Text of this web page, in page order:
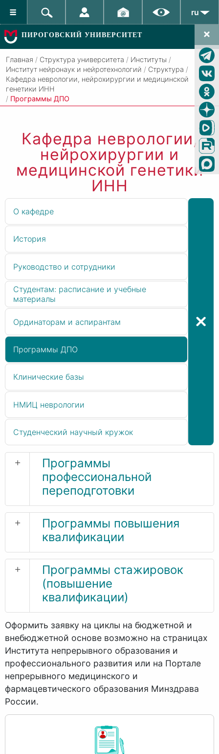
ru
ПИРОГОВСКИЙ УНИВЕРСИТЕТ
Главная / Структура университета / Институты /
Институт нейронаук и нейротехнологий / Структура /
Кафедра неврологии, нейрохирургии и медицинской
генетики ИНН
/ Программы ДПО
Кафедра неврологии,
нейрохирургии и
медицинской генетики
ИНН
О кафедре
История
Руководство и сотрудники
Студентам: расписание и учебные
материалы
Ординаторам и аспирантам
Программы ДПО
Клинические базы
НМИЦ неврологии
Студенческий научный кружок
+
Программы
профессиональной
переподготовки
+
Программы повышения
квалификации
+
Программы стажировок
(повышение
квалификации)
Оформить заявку на циклы на бюджетной и
внебюджетной основе возможно на страницах
Института непрерывного образования и
профессионального развития или на Портале
непрерывного медицинского и
фармацевтического образования Минздрава
России.